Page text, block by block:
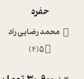
حفره
محمد رضایی راد
5
(
4
)